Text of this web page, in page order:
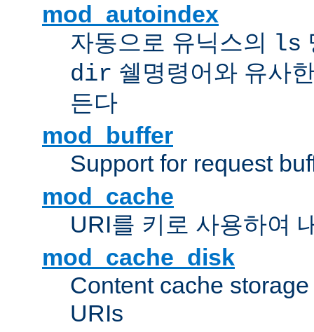
mod_autoindex
자동으로 유닉스의 ls
dir 쉘명령어와 유사
든다
mod_buffer
Support for request
mod_cache
URI를 키로 사용하여
mod_cache_disk
Content cache
URIs